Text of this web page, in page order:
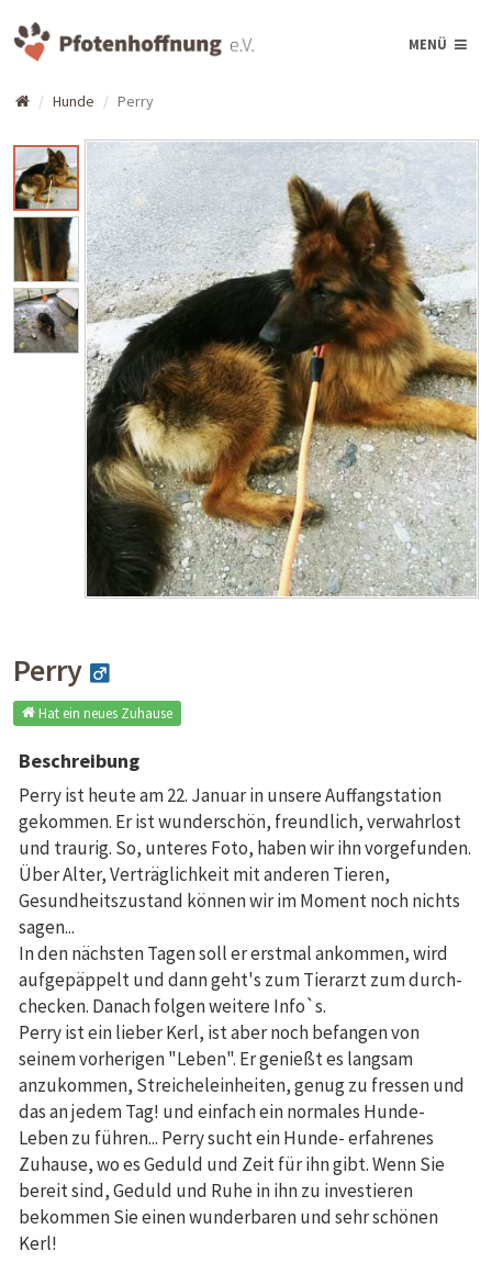
MENÜ
Hunde Perry
Perry
Hat ein neues Zuhause
Beschreibung
Perry ist heute am 22. Januar in unsere Auffangstation
gekommen. Er ist wunderschön, freundlich, verwahrlost
und traurig. So, unteres Foto, haben wir ihn vorgefunden.
Über Alter, Verträglichkeit mit anderen Tieren,
Gesundheitszustand können wir im Moment noch nichts
sagen...
In den nächsten Tagen soll er erstmal ankommen, wird
aufgepäppelt und dann geht's zum Tierarzt zum durch-
checken. Danach folgen weitere Info`s.
Perry ist ein lieber Kerl, ist aber noch befangen von
seinem vorherigen "Leben". Er genießt es langsam
anzukommen, Streicheleinheiten, genug zu fressen und
das an jedem Tag! und einfach ein normales Hunde-
Leben zu führen... Perry sucht ein Hunde- erfahrenes
Zuhause, wo es Geduld und Zeit für ihn gibt. Wenn Sie
bereit sind, Geduld und Ruhe in ihn zu investieren
bekommen Sie einen wunderbaren und sehr schönen
Kerl!